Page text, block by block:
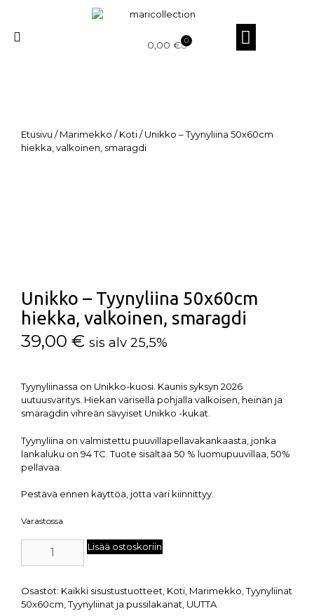
0,00 € 0
Etusivu /Marimekko /Koti/ Unikko – Tyynyliina 50x60cm
hiekka, valkoinen, smaragdi
Unikko – Tyynyliina 50x60cm
hiekka, valkoinen, smaragdi
39,00 € sis alv 25,5%
Tyynyliinassa on Unikko-kuosi. Kaunis syksyn 2026
uutuusväritys. Hiekan värisellä pohjalla valkoisen, heinän ja
smaragdin vihreän sävyiset Unikko -kukat.
Tyynyliina on valmistettu puuvillapellavakankaasta, jonka
lankaluku on 94 TC. Tuote sisältää 50 % luomupuuvillaa, 50%
pellavaa.
Pestävä ennen käyttöä, jotta väri kiinnittyy.
Varastossa
Lisää ostoskoriin
Osastot: Kaikki sisustustuotteet Koti Marimekko ,Tyynyliinat
50x60cm ,Tyynyliinat ja pussilakanat UUTTA